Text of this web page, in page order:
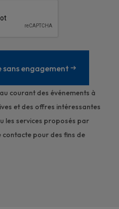
engagement
courant des événements à
et des offres intéressantes
les services proposés par
contacte pour des fins de